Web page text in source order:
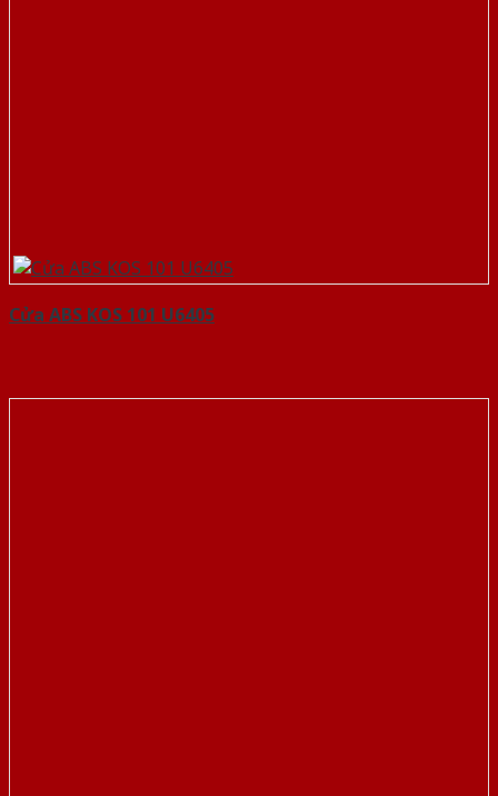
Cửa ABS KOS 101 U6405